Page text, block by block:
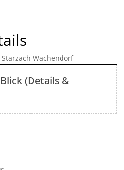
Wachendorf
(Details &